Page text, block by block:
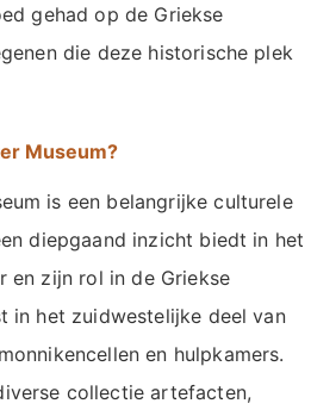
gehad op de Griekse
die deze historische plek
Museum?
is een belangrijke culturele
diepgaand inzicht biedt in het
en zijn rol in de Griekse
in het zuidwestelijke deel van
en hulpkamers.
collectie artefacten,